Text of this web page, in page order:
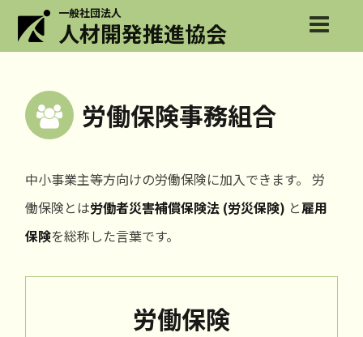
一般社団法人
人材開発推進協会
労働保険事務組合
中小事業主等方向けの労働保険に加入できます。
労
働保険とは労働者災害補償保険法 (労災保険) と雇用
保険を総称した言葉です。
労働保険